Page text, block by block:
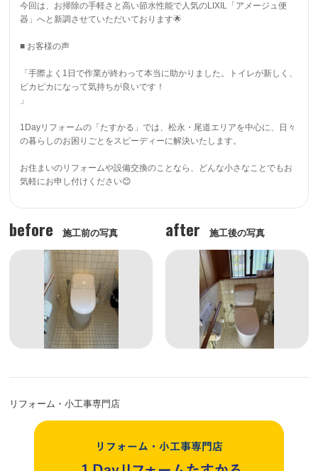
今回は、お掃除の手軽さと高い節水性能で人気のLIXIL「アメージュ便
器」へと新調させていただいております🌟
■ お客様の声
「手際よく1日で作業が終わって本当に助かりました。トイレが新しく、
ピカピカになって気持ちが良いです！
」
1Dayリフォームの「たすかる」では、松永・尾道エリアを中心に、日々
の暮らしのお困りごとをスピーディーに解決いたします。
お住まいのリフォームや設備交換のことなら、どんな小さなことでもお
気軽にお申し付けください😊
before 施工前の写真 after 施工後の写真
リフォーム・小工事専門店